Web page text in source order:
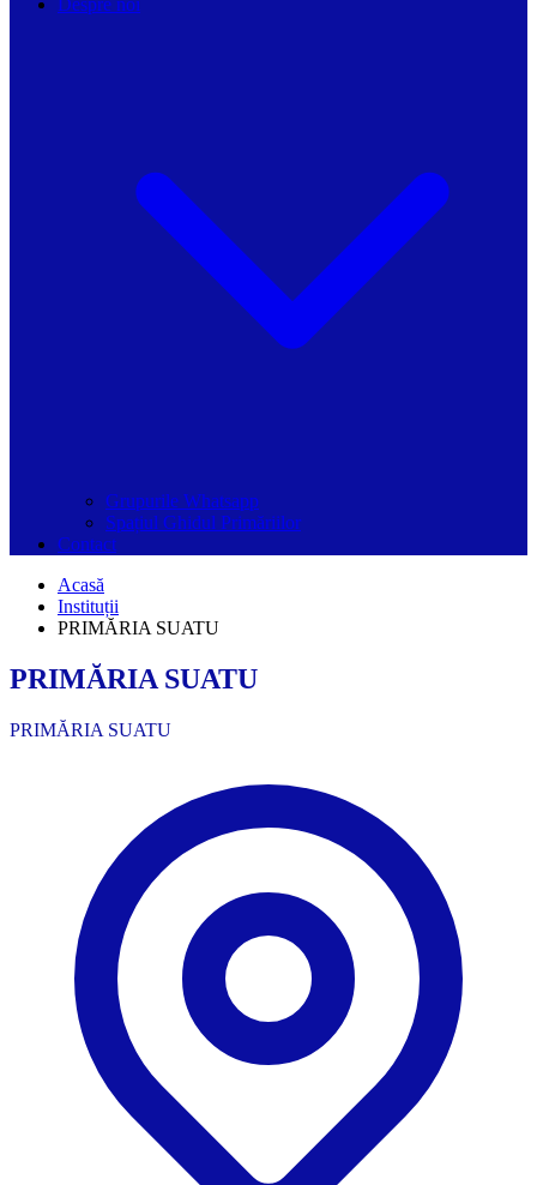
Despre noi
Grupurile Whatsapp
Spațiul Ghidul Primăriilor
Contact
Acasă
Instituții
PRIMĂRIA SUATU
PRIMĂRIA SUATU
PRIMĂRIA SUATU